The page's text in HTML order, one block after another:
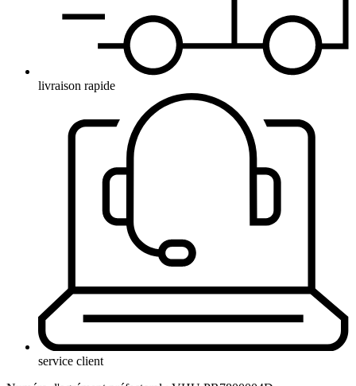
livraison rapide
service client